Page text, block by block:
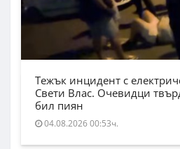
Тежък инцидент с
Свети Влас. Очевидци
бил пиян
04.08.2026 00:53ч.